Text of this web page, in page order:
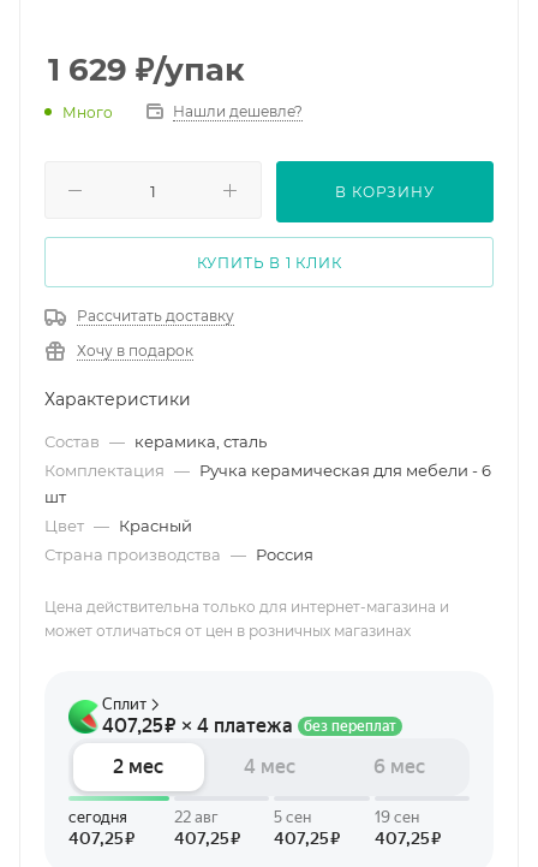
1 629 ₽/упак
Много Нашли дешевле?
В КОРЗИНУ
КУПИТЬ В 1 КЛИК
Рассчитать доставку
Хочу в подарок
Характеристики
Состав — керамика, сталь
Комплектация — Ручка керамическая для мебели - 6
шт
Цвет — Красный
Страна производства — Россия
Цена действительна только для интернет-магазина и
может отличаться от цен в розничных магазинах